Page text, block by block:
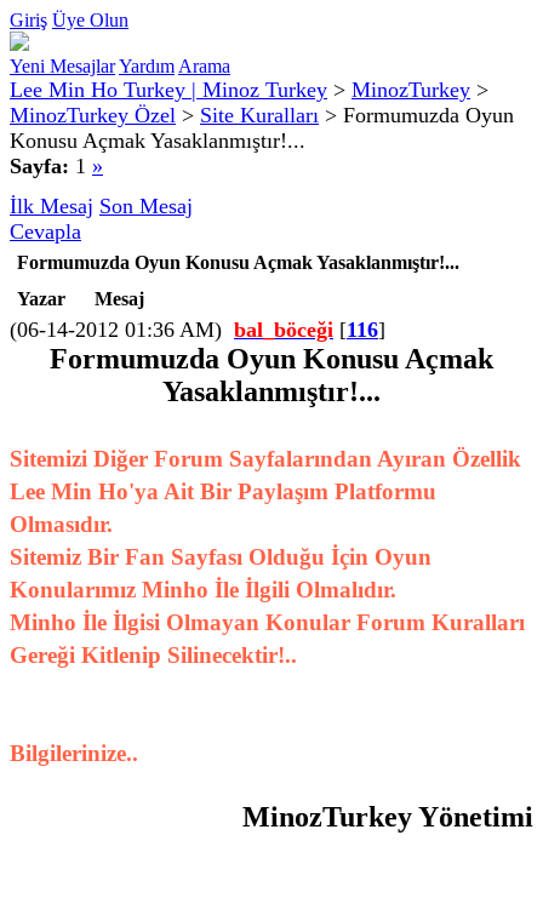
Giriş Üye Olun
Yeni MesajlarYardım Arama
Lee Min Ho Turkey | Minoz Turkey > MinozTurkey >
MinozTurkey Özel > Site Kuralları > Formumuzda Oyun
Konusu Açmak Yasaklanmıştır!...
Sayfa: 1 »
İlk Mesaj Son Mesaj
Cevapla
Formumuzda Oyun Konusu Açmak Yasaklanmıştır!...
Yazar
Mesaj
(06-14-2012 01:36 AM) bal_böceği [116]
Formumuzda Oyun Konusu Açmak
Yasaklanmıştır!...
Sitemizi Diğer Forum Sayfalarından Ayıran Özellik
Lee Min Ho'ya Ait Bir Paylaşım Platformu
Olmasıdır.
Sitemiz Bir Fan Sayfası Olduğu İçin Oyun
Konularımız Minho İle İlgili Olmalıdır.
Minho İle İlgisi Olmayan Konular Forum Kuralları
Gereği Kitlenip Silinecektir!..
Bilgilerinize..
MinozTurkey Yönetimi